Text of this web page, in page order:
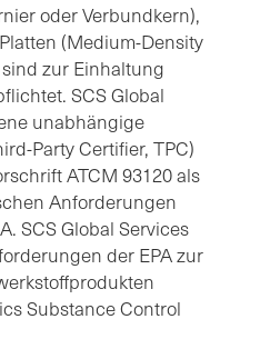
oder Verbundkern),
(Medium-Density
zur Einhaltung
SCS Global
unabhängige
Party Certifier, TPC)
ATCM 93120 als
Anforderungen
SCS Global Services
der EPA zur
Substance Control